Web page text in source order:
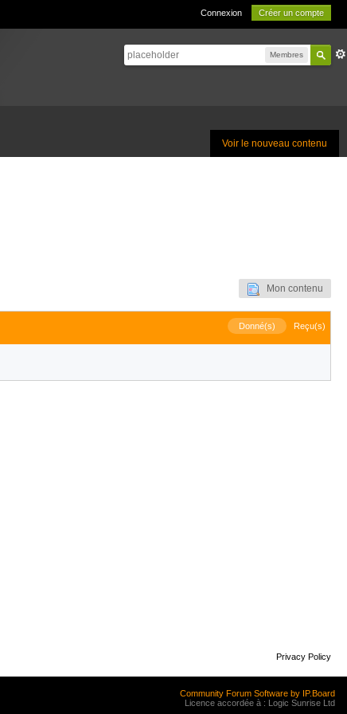
Connexion Créer un compte
Membres
Voir le nouveau contenu
Mon contenu
Donné(s) Reçu(s)
Privacy Policy
Community Forum Software by IP.Board
Licence accordée à : Logic Sunrise Ltd